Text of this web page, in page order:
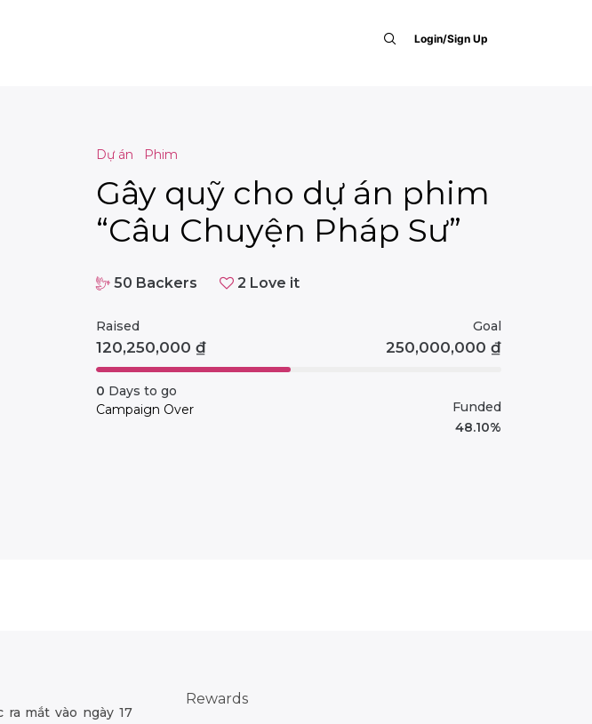
Login/Sign Up
Dự án Phim
Gây quỹ cho dự án phim
“Câu Chuyện Pháp Sư”
50 Backers 2 Love it
120,250,000 ₫
Raised
250,000,000 ₫
Goal
0 Days to go
48.10%
Funded
Campaign Over
ra mắt vào ngày 17
Rewards